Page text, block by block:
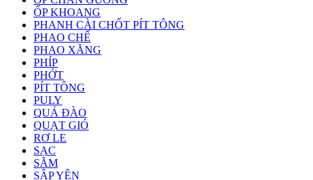
ỐP KHOANG
PHANH CÀI CHỐT PÍT TÔNG
PHAO CHẾ
PHAO XĂNG
PHÍP
PHỚT
PÍT TÔNG
PULY
QUẢ ĐÀO
QUẠT GIÓ
RƠ LE
SẠC
SĂM
SẬP YÊN